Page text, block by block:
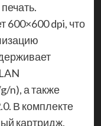
600×600 dpi, что
n), а также
В комплекте
картридж,